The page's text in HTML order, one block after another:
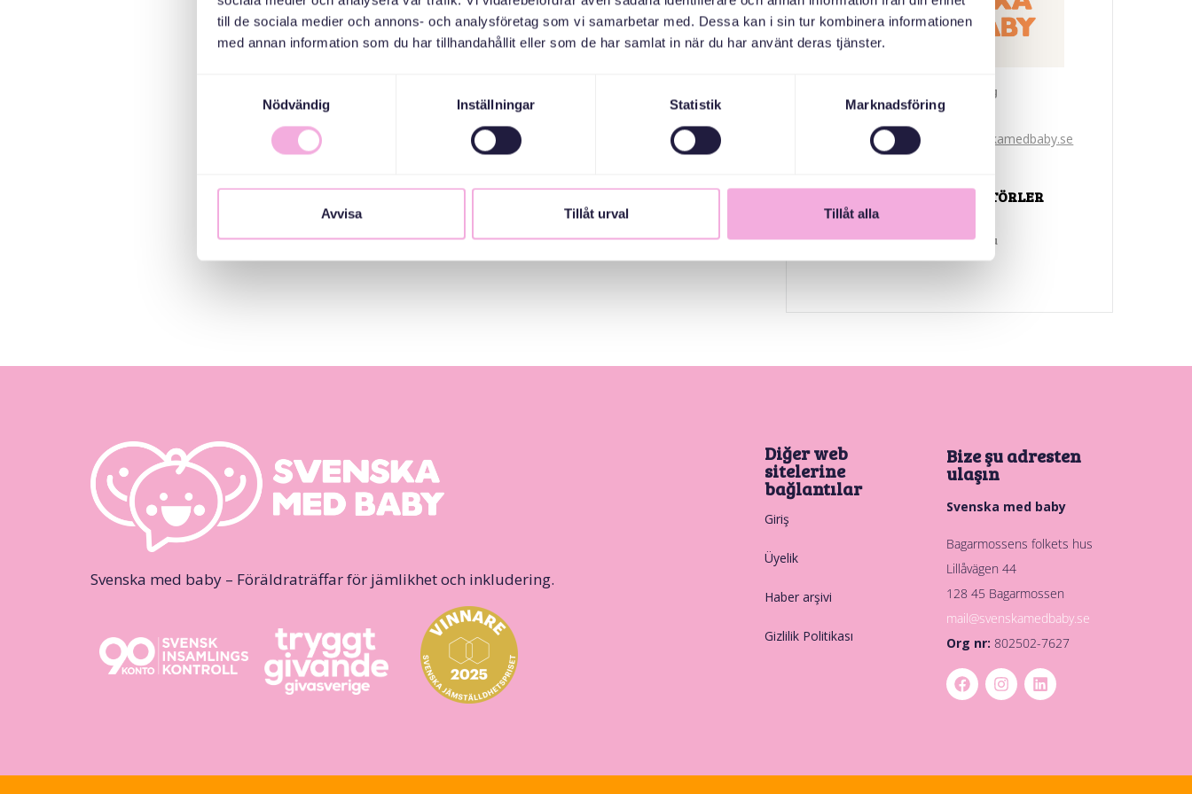
till de sociala medier och annons- och analysföretag som vi samarbetar med. Dessa kan i sin tur kombinera informationen
med annan information som du har tillhandahållit eller som de har samlat in när du har använt deras tjänster.
Nödvändig
Inställningar Statistik Marknadsföring
Avvisa Tillåt urval Tillåt alla
Svenska med baby
bokningen@svenskamedbaby.se
ORTAK ORGANIZATÖRLER
Ulusal Miras Fonu
Svenska med baby – Föräldraträffar för jämlikhet och inkludering.
Diğer web
sitelerine
bağlantılar
Giriş
Üyelik
Haber arşivi
Gizlilik Politikası
Bize şu adresten
ulaşın
Svenska med baby
Bagarmossens folkets hus
Lillåvägen 44
128 45 Bagarmossen
mail@svenskamedbaby.se
Org nr: 802502-7627